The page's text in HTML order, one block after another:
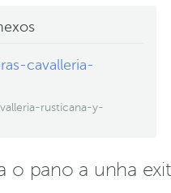
cavalleria-
rusticana-y-
o pano a unha